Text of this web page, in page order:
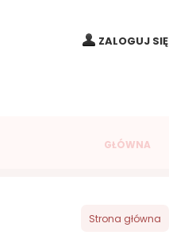
ZALOGUJ SIĘ
GŁÓWNA
Strona główna